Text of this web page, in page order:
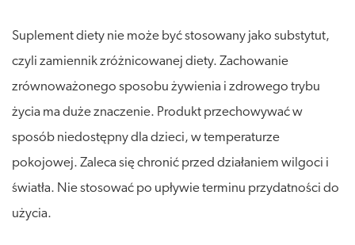
Suplement diety nie może być stosowany jako substytut,
czyli zamiennik zróżnicowanej diety. Zachowanie
zrównoważonego sposobu żywienia i zdrowego trybu
życia ma duże znaczenie. Produkt przechowywać w
sposób niedostępny dla dzieci, w temperaturze
pokojowej. Zaleca się chronić przed działaniem wilgoci i
światła. Nie stosować po upływie terminu przydatności do
użycia.